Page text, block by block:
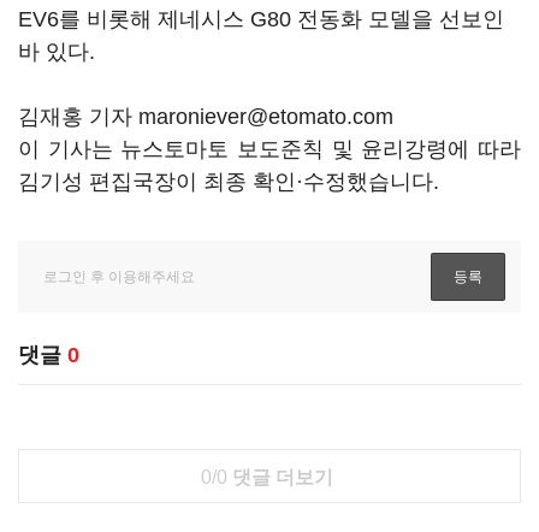
EV6를 비롯해 제네시스 G80 전동화 모델을 선보인
바 있다.
김재홍 기자 maroniever@etomato.com
이 기사는 뉴스토마토 보도준칙 및 윤리강령에 따라
김기성 편집국장이 최종 확인·수정했습니다.
댓글 0
0/0 댓글 더보기